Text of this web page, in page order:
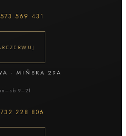
573 569 431
·MIŃSKA 29A
9–21
732 228 806